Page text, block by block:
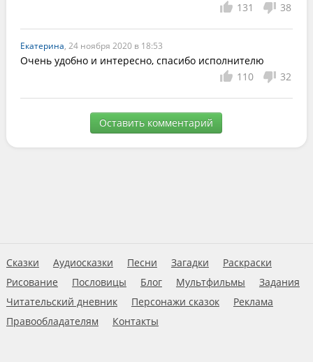
131
38
Екатерина, 24 ноября 2020 в 18:53
Очень удобно и интересно, спасибо исполнителю
110
32
Оставить комментарий
Сказки Аудиосказки Песни Загадки
Раскраски
Рисование
Пословицы Блог Мультфильмы
Задания
Читательский дневник
Персонажи сказок
Реклама
Правообладателям
Контакты